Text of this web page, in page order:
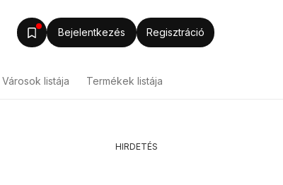
Bejelentkezés Regisztráció
Városok listája Termékek listája
HIRDETÉS